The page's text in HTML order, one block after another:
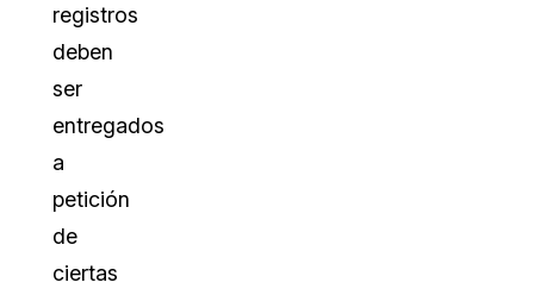
registros
deben
ser
entregados
a
petición
de
ciertas